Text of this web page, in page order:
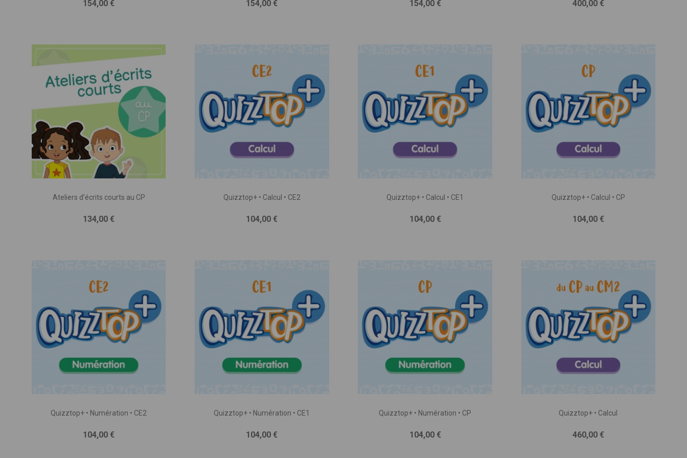
Prix
154,00 € Prix
154,00 € Prix
154,00 € Prix
400,00 €
Ateliers d’écrits courts au CP
Prix
134,00 €
Quizztop+ • Calcul • CE2
Prix
104,00 €
Quizztop+ • Calcul • CE1
Prix
104,00 €
Quizztop+ • Calcul • CP
Prix
104,00 €
Quizztop+ • Numération • CE2
Prix
104,00 €
Quizztop+ • Numération • CE1
Prix
104,00 €
Quizztop+ • Numération • CP
Prix
104,00 €
Quizztop+ • Calcul
Prix
460,00 €